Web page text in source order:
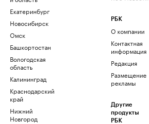
Екатеринбург
Новосибирск
Омск
Башкортостан
Вологодская
область
Калининград
Краснодарский
край
Нижний
Новгород
РБК
О компании
Контактная
информация
Редакция
Размещение
рекламы
Другие
продукты
РБК